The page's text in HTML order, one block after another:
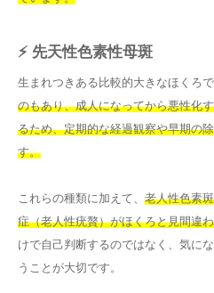
⚡ 先天性色素性母斑
生まれつきある比較的大きなほくろで
のもあり、成人になってから悪性化
るため、定期的な経過観察や早期の
す。
これらの種類に加えて、 老人性色素
症（老人性疣贅）がほくろと見間違
けで自己判断するのではなく、気に
うことが大切です。